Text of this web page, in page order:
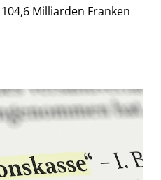
Milliarden Franken